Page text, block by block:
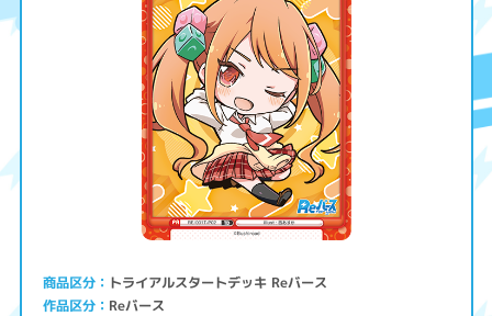
商品区分 トライアルスタートデッキ Reバース
作品区分 Reバース